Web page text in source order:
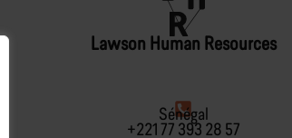
Lawson Human Resources
Sénégal
+221 77 393 28 57